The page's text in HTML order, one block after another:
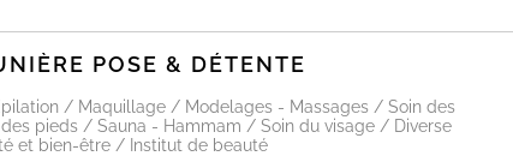
EN SAVOIR PLUS
POSE & DÉTENTE
/ Maquillage / Modelages - Massages / Soin des
pieds / Sauna - Hammam / Soin du visage / Diverse
et bien-être / Institut de beauté